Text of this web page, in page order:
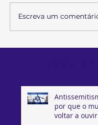
Escreva um
por que o
voltar a ouvir